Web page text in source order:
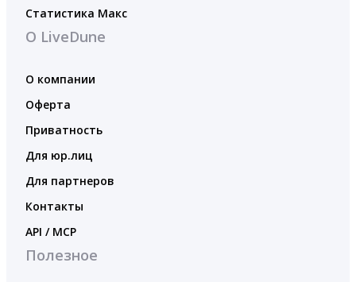
Статистика Макс
О LiveDune
О компании
Оферта
Приватность
Для юр.лиц
Для партнеров
Контакты
API / MCP
Полезное